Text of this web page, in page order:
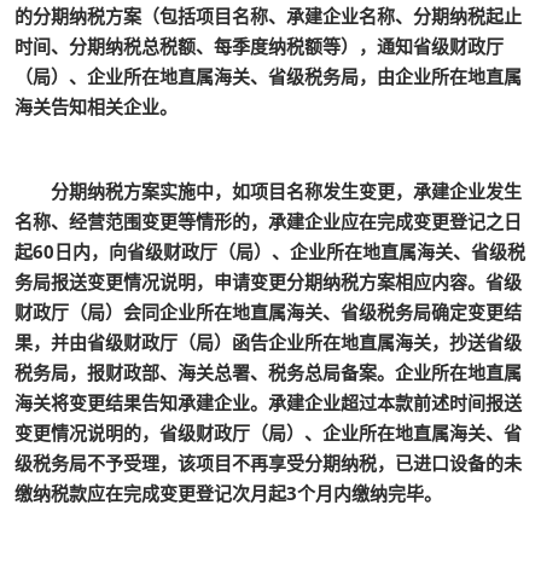
的分期纳税方案（包括项目名称、承建企业名称、分期纳税起止
时间、分期纳税总税额、每季度纳税额等），通知省级财政厅
（局）、企业所在地直属海关、省级税务局，由企业所在地直属
海关告知相关企业。
分期纳税方案实施中，如项目名称发生变更，承建企业发生
名称、经营范围变更等情形的，承建企业应在完成变更登记之日
起60日内，向省级财政厅（局）、企业所在地直属海关、省级税
务局报送变更情况说明，申请变更分期纳税方案相应内容。省级
财政厅（局）会同企业所在地直属海关、省级税务局确定变更结
果，并由省级财政厅（局）函告企业所在地直属海关，抄送省级
税务局，报财政部、海关总署、税务总局备案。企业所在地直属
海关将变更结果告知承建企业。承建企业超过本款前述时间报送
变更情况说明的，省级财政厅（局）、企业所在地直属海关、省
级税务局不予受理，该项目不再享受分期纳税，已进口设备的未
缴纳税款应在完成变更登记次月起3个月内缴纳完毕。